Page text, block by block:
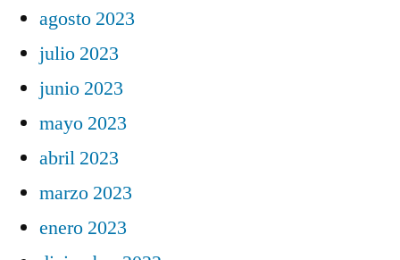
agosto 2023
julio 2023
junio 2023
mayo 2023
abril 2023
marzo 2023
enero 2023